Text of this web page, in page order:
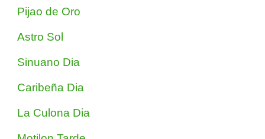
Pijao de Oro
Astro Sol
Sinuano Dia
Caribeña Dia
La Culona Dia